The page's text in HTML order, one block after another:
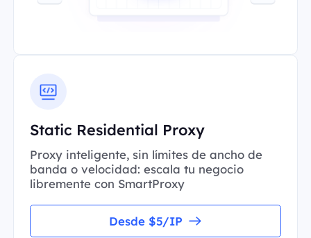
Static Residential Proxy
Proxy inteligente, sin límites de ancho de
banda o velocidad: escala tu negocio
libremente con SmartProxy
Desde $5/IP